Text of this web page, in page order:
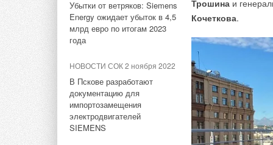
Убытки от ветряков: Siemens
Energy ожидает убыток в 4,5
млрд евро по итогам 2023
года
НОВОСТИ СОК 2 ноября 2022
В Пскове разработают
документацию для
импортозамещения
электродвигателей
SIEMENS
Трошина и
Кочеткова.
НОВОСТИ СОК 3 августа 2026
«РУСКЛИМАТ Fest 2026» в
Уфе собрал свыше 700
профи климатической
НОВОСТИ СОК 3 августа 2026
«СиСофт Девелопмент»
подвел итоги конкурса
студенческих проектов
«ТИМ-лидеры 2026»
На испытательных
недвижимости, так